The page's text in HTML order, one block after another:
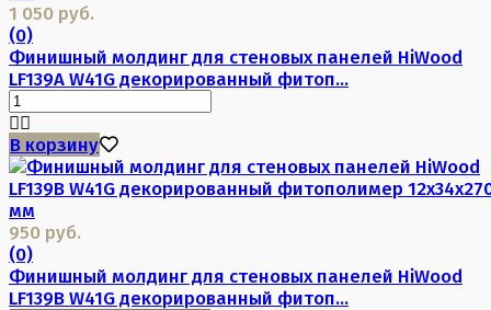
1 050 руб.
(0)
Финишный молдинг для стеновых панелей HiWood
LF139A W41G декорированный фитоп...
В корзину
950 руб.
(0)
Финишный молдинг для стеновых панелей HiWood
LF139B W41G декорированный фитоп...